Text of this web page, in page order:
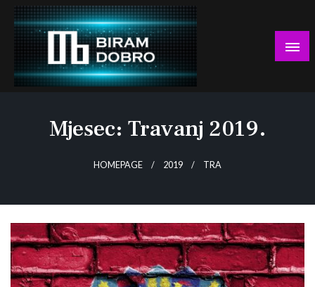
Skip
content
Mjesec: Travanj 2019.
HOMEPAGE 2019 TRA